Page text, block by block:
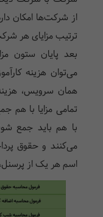
از شرکت‌ها امکان
ترتیب مزایای هر
بعد پایان ستون
می‌توان هزینه
همان سرویس،
تمامی مزایا با هم
با هم باید جمع
می‌کنند و حقوق
اسم هر یک از